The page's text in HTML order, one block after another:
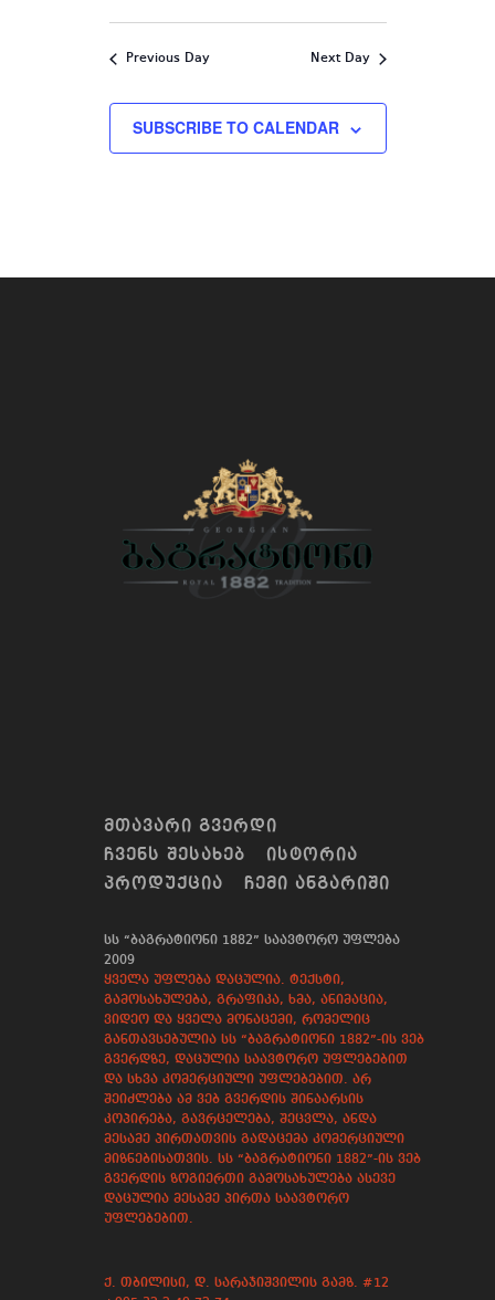
Previous Day Next Day
SUBSCRIBE TO CALENDAR
ᲛᲗᲐᲕᲐᲠᲘ ᲒᲕᲔᲠᲓᲘ
ᲩᲕᲔᲜᲡ ᲨᲔᲡᲐᲮᲔᲑ
ᲘᲡᲢᲝᲠᲘᲐ
ᲞᲠᲝᲓᲣᲥᲪᲘᲐ
ᲩᲔᲛᲘ ᲐᲜᲒᲐᲠᲘᲨᲘ
სს “ბაგრატიონი 1882” საავტორო უფლება
2009
ყველა უფლება დაცულია. ტექსტი,
გამოსახულება, გრაფიკა, ხმა, ანიმაცია,
ვიდეო და ყველა მონაცემი, რომელიც
განთავსებულია სს “ბაგრატიონი 1882”-ის ვებ
გვერდზე, დაცულია საავტორო უფლებებით
და სხვა კომერციული უფლებებით. არ
შეიძლება ამ ვებ გვერდის შინაარსის
კოპირება, გავრცელება, შეცვლა, ანდა
მესამე პირთათვის გადაცემა კომერციული
მიზნებისათვის. სს “ბაგრატიონი 1882”-ის ვებ
გვერდის ზოგიერთი გამოსახულება ასევე
დაცულია მესამე პირთა საავტორო
უფლებებით.
ქ. თბილისი, დ. სარაჯიშვილის გამზ. #12